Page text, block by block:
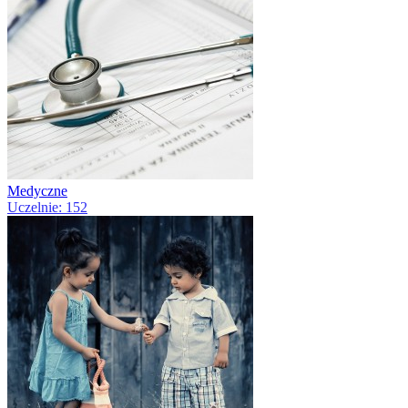
Medyczne
Uczelnie: 152